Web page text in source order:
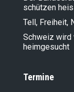
schützen
Tell, Freiheit,
Schweiz wird
heimgesucht
Termine